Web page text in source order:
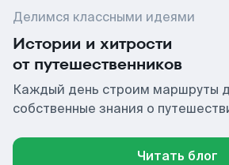
Делимся классными идеями
Истории и хитрости
от путешественников
Каждый день строим маршруты
собственные знания о
Читать блог